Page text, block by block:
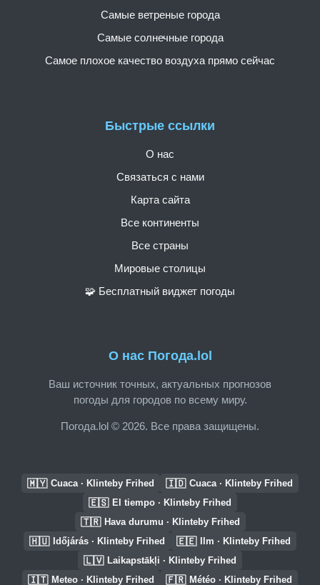
О нас Погода.lol
Ваш источник точных, актуальных прогнозов
погоды для городов по всему миру.
Погода.lol © 2026. Все права защищены.
Быстрые ссылки
О нас
Связаться с нами
Карта сайта
Все континенты
Все страны
Мировые столицы
🧩 Бесплатный виджет погоды
Самые ветреные города
Самые солнечные города
Самое плохое качество воздуха прямо сейчас
🇲🇾 Cuaca · Klinteby Frihed 🇮🇩 Cuaca · Klinteby Frihed
🇪🇸 El tiempo · Klinteby Frihed
🇹🇷 Hava durumu · Klinteby Frihed
🇭🇺 Időjárás · Klinteby Frihed 🇪🇪 Ilm · Klinteby Frihed
🇱🇻 Laikapstākļi · Klinteby Frihed
🇮🇹 Meteo · Klinteby Frihed 🇫🇷 Météo · Klinteby Frihed